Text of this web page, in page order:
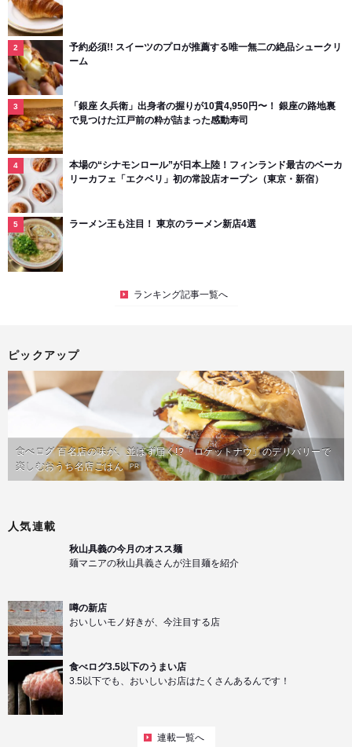
予約必須!! スイーツのプロが推薦する唯一無二の絶品シュークリ
ーム
「銀座 久兵衛」出身者の握りが10貫4,950円〜！ 銀座の路地裏
で見つけた江戸前の粋が詰まった感動寿司
本場の“シナモンロール”が日本上陸！フィンランド最古のベーカ
リーカフェ「エクベリ」初の常設店オープン（東京・新宿）
ラーメン王も注目！ 東京のラーメン新店4選
ランキング記事一覧へ
ピックアップ
食べログ 百名店の味が、並ばず届く!?「ロケットナウ」のデリバリーで
楽しむおうち名店ごはん PR
人気連載
秋山具義の今月のオスス麺
麺マニアの秋山具義さんが注目麺を紹介
噂の新店
おいしいモノ好きが、今注目する店
食べログ3.5以下のうまい店
3.5以下でも、おいしいお店はたくさんあるんです！
連載一覧へ